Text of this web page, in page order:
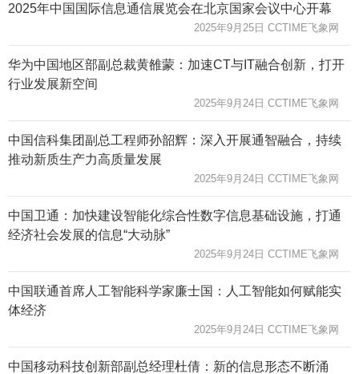
2025年中国国际信息通信展览会在北京国家会议中心开幕
2025年9月25日 CCTIME飞象网
华为中国地区部副总裁黄雒蒙：加速CT与IT融合创新，打开
行业发展新空间
2025年9月24日 CCTIME飞象网
中国信科集团副总工程师孙韶辉：深入开展通智融合，持续
推动新质生产力高质量发展
2025年9月24日 CCTIME飞象网
中国卫通：加快建设智能化综合性数字信息基础设施，打通
经济社会发展的信息“大动脉”
2025年9月24日 CCTIME飞象网
中国联通首席人工智能科学家廉士国：人工智能如何赋能实
体经济
2025年9月24日 CCTIME飞象网
中国移动科技创新部副总经理杜倩：新的信息形态不断涌